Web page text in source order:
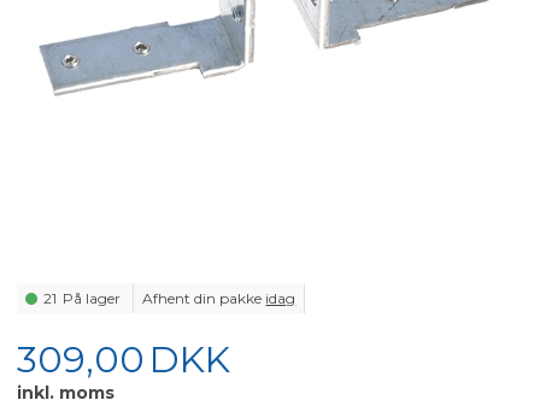
21 På lager Afhent din pakke idag
309,00 DKK
inkl. moms